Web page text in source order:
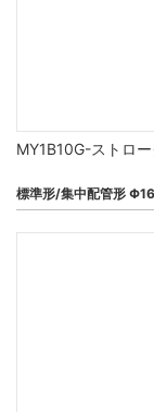
MY1B10G-ストロー
標準形/集中配管形